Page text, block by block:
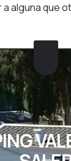
a alguna que